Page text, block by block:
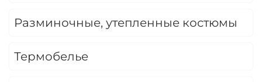
Разминочные, утепленные костюмы
Термобелье